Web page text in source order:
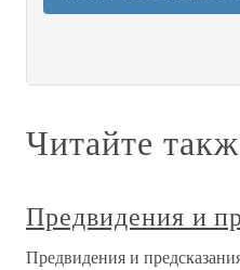
Читайте
Предвидения и
Предвидения и